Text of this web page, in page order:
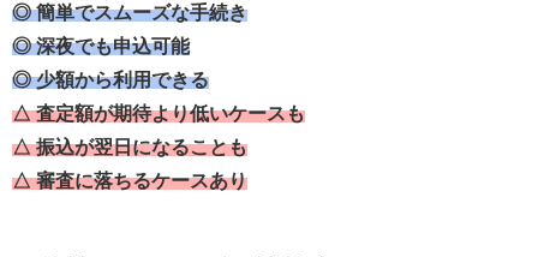
◎ 簡単でスムーズな手続き
◎ 深夜でも申込可能
◎ 少額から利用できる
△ 査定額が期待より低いケースも
△ 振込が翌日になることも
△ 審査に落ちるケースあり